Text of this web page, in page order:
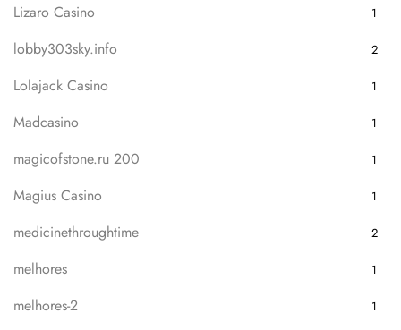
Lizaro Casino 1
lobby303sky.info 2
Lolajack Casino 1
Madcasino 1
magicofstone.ru 200 1
Magius Casino 1
medicinethroughtime 2
melhores 1
melhores-2 1